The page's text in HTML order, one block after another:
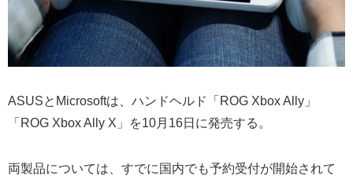
ASUSとMicrosoftは、ハンドヘルド「ROG Xbox Ally」
「ROG Xbox Ally X」を10月16日に発売する。
両製品については、すでに国内でも予約受付が開始されて